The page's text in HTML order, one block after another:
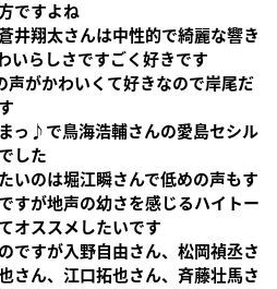
ですよね
井翔太さんは中性的で綺麗な響き
いらしさですごく好きです
がかわいくて好きなので岸尾だ
っ♪で鳥海浩輔さんの愛島セシル
した
いのは堀江瞬さんで低めの声もす
すが地声の幼さを感じるハイトー
オススメしたいです
ですが入野自由さん、松岡禎丞さ
さん、江口拓也さん、斉藤壮馬さ